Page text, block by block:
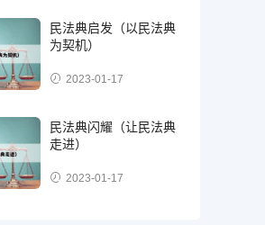
民法典启发（以民法典
为契机）
2023-01-17
民法典闪耀（让民法典
走进）
2023-01-17